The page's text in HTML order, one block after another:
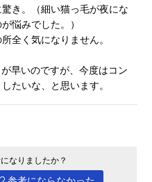
き。（細い猫っ毛が夜にな
悩みでした。）
全く気になりません。
早いのですが、今度はコン
たいな、と思います。
なりましたか？